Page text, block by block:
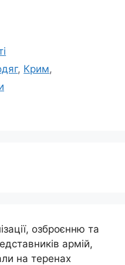
, Крим,
озброєнню та
армій,
на теренах